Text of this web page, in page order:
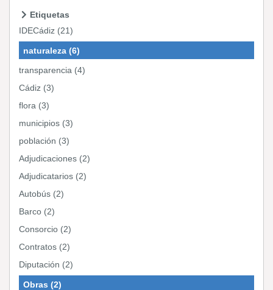
Etiquetas
IDECádiz (21)
naturaleza (6)
transparencia (4)
Cádiz (3)
flora (3)
municipios (3)
población (3)
Adjudicaciones (2)
Adjudicatarios (2)
Autobús (2)
Barco (2)
Consorcio (2)
Contratos (2)
Diputación (2)
Obras (2)